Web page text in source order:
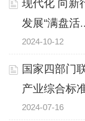
现代化 向新
发展“满盘活
2024-10-12
国家四部门
产业综合标
2024-07-16